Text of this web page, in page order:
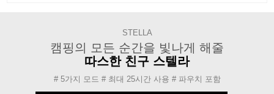
STELLA
캠핑의 모든 순간을 빛나게 해줄
따스한 친구 스텔라
# 5가지 모드 # 최대 25시간 사용 # 파우치 포함